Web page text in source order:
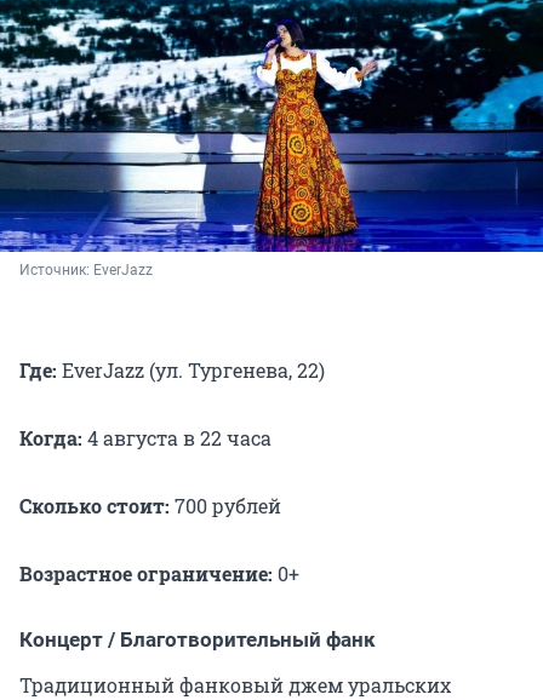
Источник: EverJazz
Где: EverJazz (ул. Тургенева, 22)
Когда: 4 августа в 22 часа
Сколько стоит: 700 рублей
Возрастное ограничение: 0+
Концерт / Благотворительный фанк
Традиционный фанковый джем уральских